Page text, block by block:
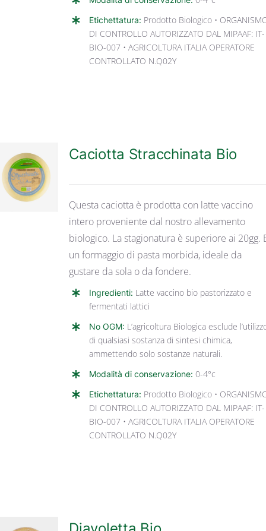
Etichettatura: Prodotto Biologico •
DI CONTROLLO AUTORIZZATO DAL MIPAAF: IT-
BIO-007 • AGRICOLTURA ITALIA OPERATORE
CONTROLLATO N.Q02Y
DETTAGLI
Caciotta Stracchinata Bio
Questa caciotta è prodotta con latte vaccino
intero proveniente dal nostro allevamento
biologico. La stagionatura è superiore ai 20gg.
un formaggio di pasta morbida, ideale da
gustare da sola o da fondere.
Ingredienti: Latte vaccino bio pastorizzato e
fermentati lattici
No OGM: L’agricoltura Biologica esclude
di qualsiasi sostanza di sintesi chimica,
ammettendo solo sostanze naturali.
Modalità di conservazione: 0-4°c
Etichettatura: Prodotto Biologico •
DI CONTROLLO AUTORIZZATO DAL MIPAAF: IT-
BIO-007 • AGRICOLTURA ITALIA OPERATORE
CONTROLLATO N.Q02Y